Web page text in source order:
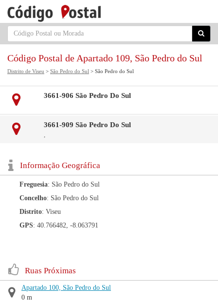
Código Postal de Apartado 109, São Pedro do Sul
Distrito de Viseu > São Pedro do Sul > São Pedro do Sul
3661-906 São Pedro Do Sul
3661-909 São Pedro Do Sul
,
Informação Geográfica
Freguesia: São Pedro do Sul
Concelho: São Pedro do Sul
Distrito: Viseu
GPS: 40.766482, -8.063791
Ruas Próximas
Apartado 100, São Pedro do Sul
0 m